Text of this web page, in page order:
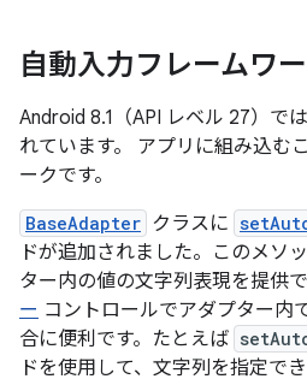
自動入力フレームワ
Android 8.1（API レベル 27）で
れています。 アプリに組み込む
ークです。
BaseAdapter クラスに
ドが追加されました。このメソ
ター内の値の文字列表現を提供で
ー コントロールでアダプター内
合に便利です。たとえば
ドを使用して、文字列を指定で